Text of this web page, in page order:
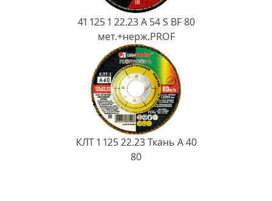
41 125 1 22.23 A 54 S BF 80
мет.+нерж.PROF
КЛТ 1 125 22.23 Ткань A 40
80